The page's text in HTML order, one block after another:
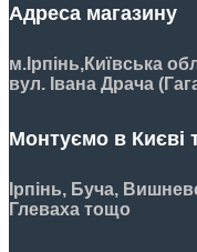
Адреса магазину
м.Ірпінь,Київська
вул. Івана Драча
Монтуємо в Києві
Ірпінь, Буча,
Глеваха тощо